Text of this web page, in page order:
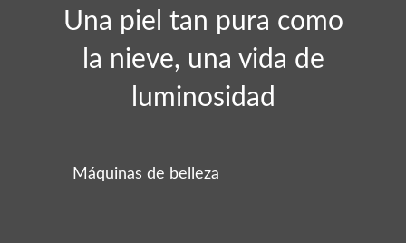
Una piel tan pura como
la nieve, una vida de
luminosidad
Máquinas de belleza